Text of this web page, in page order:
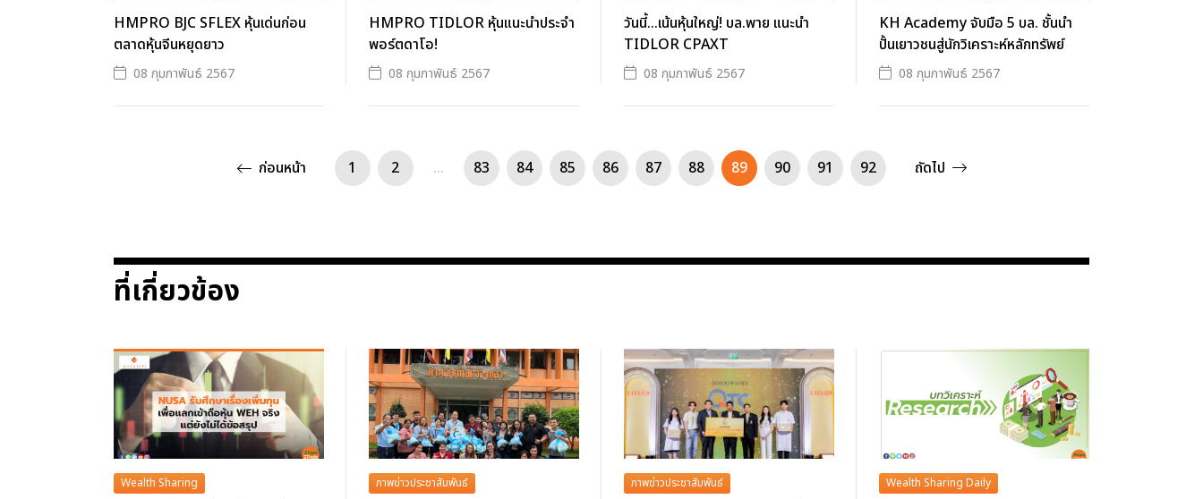
HMPRO BJC SFLEX หุ้นเด่นก่อน
ตลาดหุ้นจีนหยุดยาว
08 กุมภาพันธ์ 2567
HMPRO TIDLOR หุ้นแนะนำประจำ
พอร์ตดาโอ!
08 กุมภาพันธ์ 2567
วันนี้...เน้นหุ้นใหญ่! บล.พาย แนะนำ
TIDLOR CPAXT
08 กุมภาพันธ์ 2567
KH Academy จับมือ 5 บล. ชั้นนำ
ปั้นเยาวชนสู่นักวิเคราะห์หลักทรัพย์
08 กุมภาพันธ์ 2567
ก่อนหน้า 1 2 ... 83 84 85 86 87 88 89 90 91 92 ถัดไป
ที่เกี่ยวข้อง
Wealth Sharing ภาพข่าวประชาสัมพันธ์ ภาพข่าวประชาสัมพันธ์ Wealth Sharing Daily